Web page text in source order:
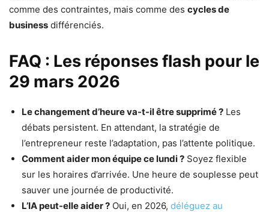
comme des contraintes, mais comme des cycles de
business différenciés.
FAQ : Les réponses flash pour le
29 mars 2026
Le changement d’heure va-t-il être supprimé ? Les
débats persistent. En attendant, la stratégie de
l’entrepreneur reste l’adaptation, pas l’attente politique.
Comment aider mon équipe ce lundi ? Soyez flexible
sur les horaires d’arrivée. Une heure de souplesse peut
sauver une journée de productivité.
L’IA peut-elle aider ? Oui, en 2026, déléguez au